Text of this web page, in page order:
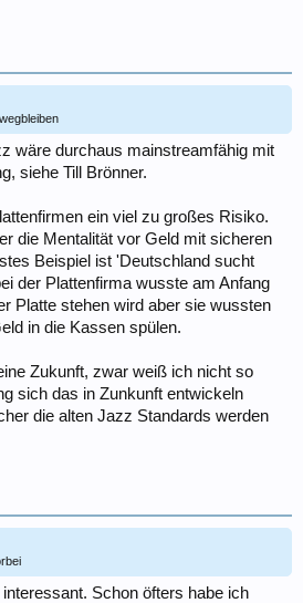
wäre durchaus mainstreamfähig mit
siehe Till Brönner.
ein viel zu großes Risiko.
die Mentalität vor Geld mit sicheren
Beispiel ist 'Deutschland sucht
der Plattenfirma wusste am Anfang
Platte stehen wird aber sie wussten
in die Kassen spülen.
Zukunft, zwar weiß ich nicht so
sich das in Zunkunft entwickeln
die alten Jazz Standards werden
interessant. Schon öfters habe ich